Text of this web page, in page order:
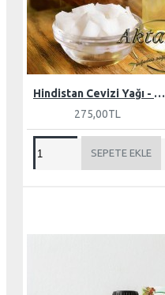
Hindistan Cevizi Yağı - Butter 150 gr
275,00TL
SEPETE EKLE